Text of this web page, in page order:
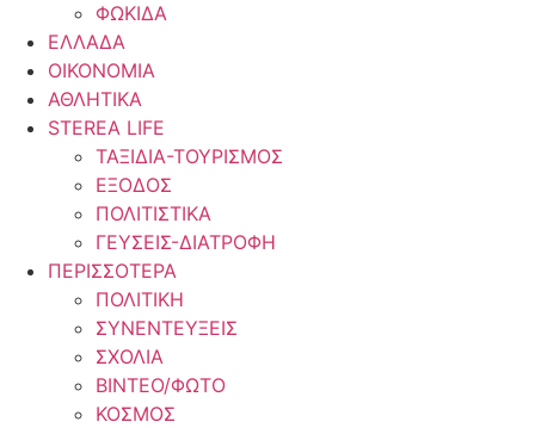
ΦΩΚΙΔΑ
ΕΛΛΑΔΑ
ΟΙΚΟΝΟΜΙΑ
ΑΘΛΗΤΙΚΑ
STEREA LIFE
ΤΑΞΙΔΙΑ-ΤΟΥΡΙΣΜΟΣ
ΕΞΟΔΟΣ
ΠΟΛΙΤΙΣΤΙΚΑ
ΓΕΥΣΕΙΣ-ΔΙΑΤΡΟΦΗ
ΠΕΡΙΣΣΟΤΕΡΑ
ΠΟΛΙΤΙΚΗ
ΣΥΝΕΝΤΕΥΞΕΙΣ
ΣΧΟΛΙΑ
ΒΙΝΤΕΟ/ΦΩΤΟ
ΚΟΣΜΟΣ